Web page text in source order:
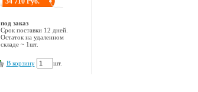
под заказ
Срок поставки 12 дней.
Остаток на удаленном
складе ~ 1шт.
В корзину шт.